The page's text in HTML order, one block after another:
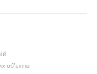
об'єктів